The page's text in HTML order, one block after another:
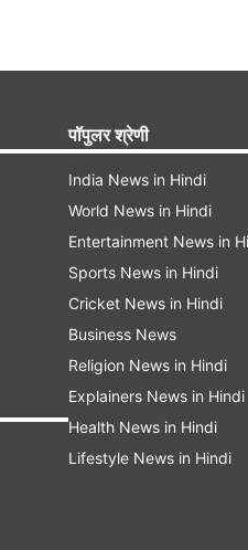
पॉपुलर श्रेणी
India News in Hindi
World News in Hindi
Entertainment News in
Sports News in Hindi
Cricket News in Hindi
Business News
Religion News in Hindi
Explainers News in Hindi
Health News in Hindi
Lifestyle News in Hindi